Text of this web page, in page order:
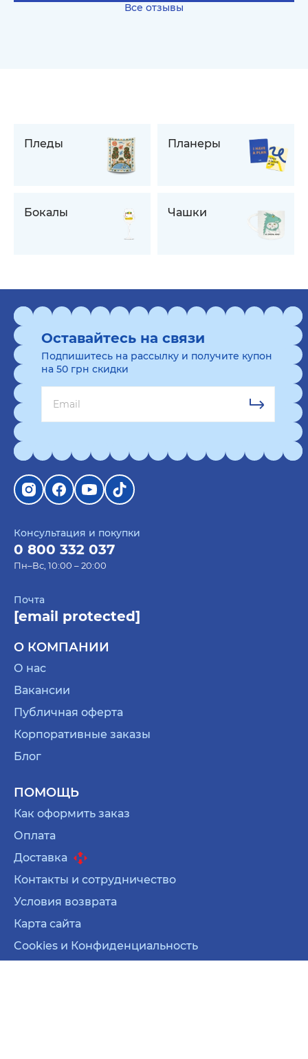
Все отзывы
Пледы Планеры
Бокалы Чашки
Консультация и покупки
0 800 332 037
Пн–Вс, 10:00 – 20:00
Почта
[email protected]
О КОМПАНИИ
О нас
Вакансии
Публичная оферта
Корпоративные заказы
Блог
ПОМОЩЬ
Как оформить заказ
Оплата
Доставка
Контакты и сотрудничество
Условия возврата
Карта сайта
Cookies и Конфиденциальность
Оставайтесь на связи
Подпишитесь на рассылку и получите купон
на 50 грн скидки